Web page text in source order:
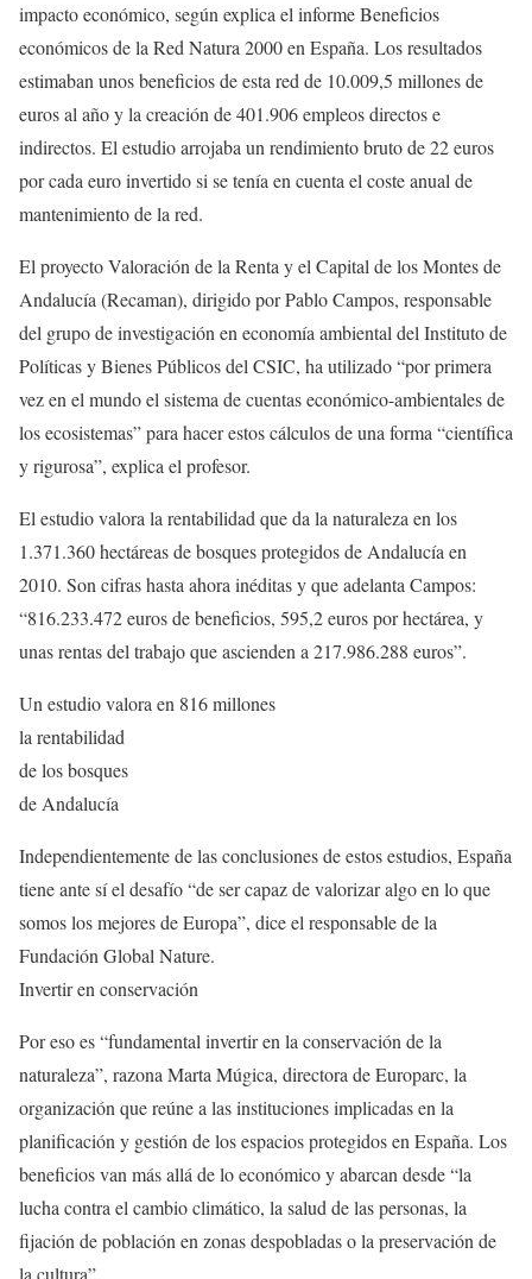
impacto económico, según explica el informe Beneficios
económicos de la Red Natura 2000 en España. Los resultados
estimaban unos beneficios de esta red de 10.009,5 millones de
euros al año y la creación de 401.906 empleos directos e
indirectos. El estudio arrojaba un rendimiento bruto de 22 euros
por cada euro invertido si se tenía en cuenta el coste anual de
mantenimiento de la red.
El proyecto Valoración de la Renta y el Capital de los Montes de
Andalucía (Recaman), dirigido por Pablo Campos, responsable
del grupo de investigación en economía ambiental del Instituto de
Políticas y Bienes Públicos del CSIC, ha utilizado “por primera
vez en el mundo el sistema de cuentas económico-ambientales de
los ecosistemas” para hacer estos cálculos de una forma “científica
y rigurosa”, explica el profesor.
El estudio valora la rentabilidad que da la naturaleza en los
1.371.360 hectáreas de bosques protegidos de Andalucía en
2010. Son cifras hasta ahora inéditas y que adelanta Campos:
“816.233.472 euros de beneficios, 595,2 euros por hectárea, y
unas rentas del trabajo que ascienden a 217.986.288 euros”.
Un estudio valora en 816 millones
la rentabilidad
de los bosques
de Andalucía
Independientemente de las conclusiones de estos estudios, España
tiene ante sí el desafío “de ser capaz de valorizar algo en lo que
somos los mejores de Europa”, dice el responsable de la
Fundación Global Nature.
Invertir en conservación
Por eso es “fundamental invertir en la conservación de la
naturaleza”, razona Marta Múgica, directora de Europarc, la
organización que reúne a las instituciones implicadas en la
planificación y gestión de los espacios protegidos en España. Los
beneficios van más allá de lo económico y abarcan desde “la
lucha contra el cambio climático, la salud de las personas, la
fijación de población en zonas despobladas o la preservación de
la cultura”.